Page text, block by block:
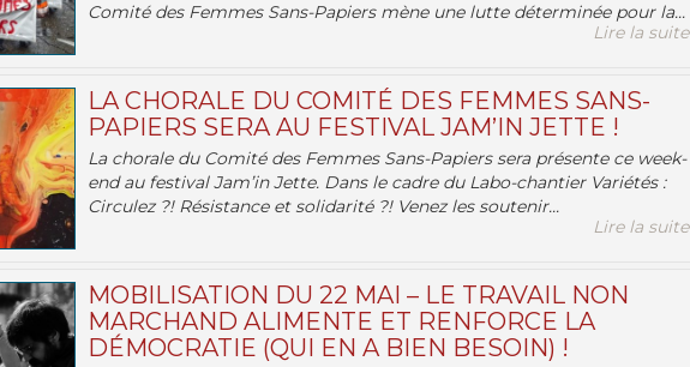
Comité des Femmes Sans-Papiers mène une lutte déterminée pour la...
Lire la suite
LA CHORALE DU COMITÉ DES FEMMES SANS-
PAPIERS SERA AU FESTIVAL JAM’IN JETTE !
La chorale du Comité des Femmes Sans-Papiers sera présente ce week-
end au festival Jam’in Jette. Dans le cadre du Labo-chantier Variétés :
Circulez ?! Résistance et solidarité ?! Venez les soutenir...
Lire la suite
MOBILISATION DU 22 MAI – LE TRAVAIL NON
MARCHAND ALIMENTE ET RENFORCE LA
DÉMOCRATIE (QUI EN A BIEN BESOIN) !